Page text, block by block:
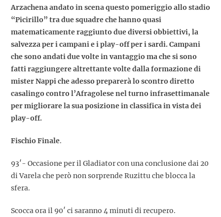
Arzachena andato in scena questo pomeriggio allo stadio
“Picirillo” tra due squadre che hanno quasi
matematicamente raggiunto due diversi obbiettivi, la
salvezza per i campani e i play-off per i sardi. Campani
che sono andati due volte in vantaggio ma che si sono
fatti raggiungere altrettante volte dalla formazione di
mister Nappi che adesso preparerà lo scontro diretto
casalingo contro l’Afragolese nel turno infrasettimanale
per migliorare la sua posizione in classifica in vista dei
play-off.
Fischio Finale.
93′- Occasione per il Gladiator con una conclusione dai 20
di Varela che però non sorprende Ruzittu che blocca la
sfera.
Scocca ora il 90′ ci saranno 4 minuti di recupero.